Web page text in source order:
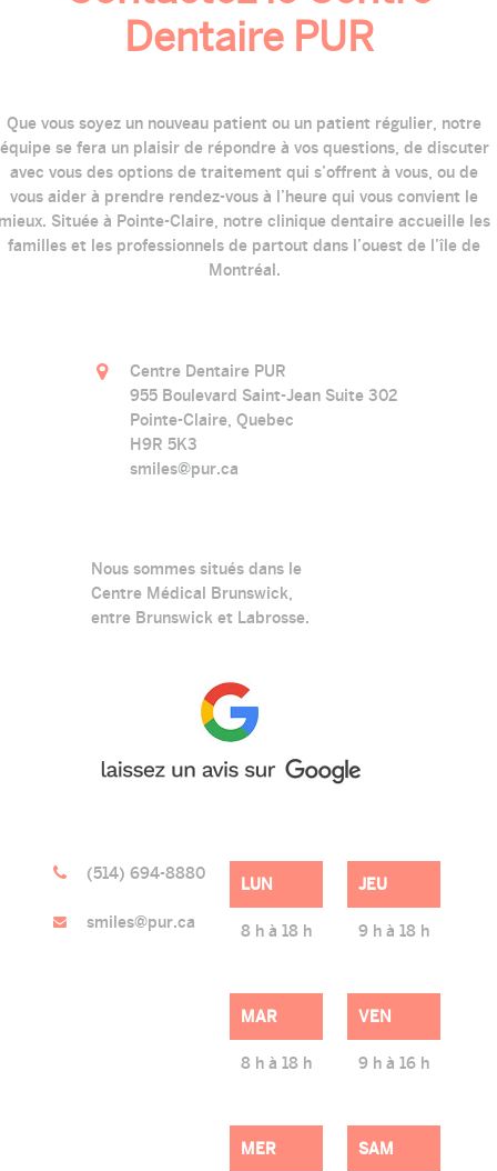
Dentaire PUR
Que vous soyez un nouveau patient ou un patient régulier, notre
équipe se fera un plaisir de répondre à vos questions, de discuter
avec vous des options de traitement qui s’offrent à vous, ou de
vous aider à prendre rendez-vous à l’heure qui vous convient le
Située à Pointe-Claire, notre clinique dentaire accueille les
familles et les professionnels de partout dans l’ouest de l’île de
Montréal.
Centre Dentaire PUR
955 Boulevard Saint-Jean Suite 302
Pointe-Claire, Quebec
H9R 5K3
smiles@pur.ca
Nous sommes situés dans le
Centre Médical Brunswick,
entre Brunswick et Labrosse.
(514) 694-8880
smiles@pur.ca
LUN
8 h à 18 h
MAR
8 h à 18 h
MER
JEU
9 h à 18 h
VEN
9 h à 16 h
SAM